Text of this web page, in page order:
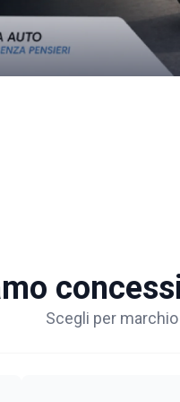
Scegli per